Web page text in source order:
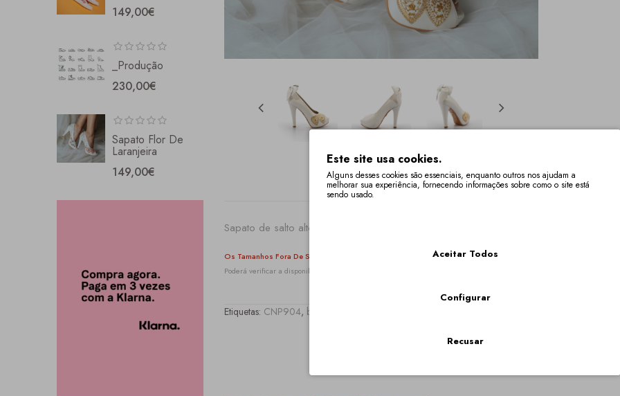
149,00€
_Produção
230,00€
Sapato Flor De
Laranjeira
149,00€
Descrição
Sapato de salto alto, com laço amovível e promenores dourados bordados com
Os Tamanhos Fora De Stock Têm Um Prazo De Entrega De 4 A 6 Semanas.
Poderá verificar a disponibilidade do seu tamanho em "VER O CARRINHO DE COMPRAS" onde os tamanhos fora
Etiquetas: CNP904, bem me quer
PRODUTOS
Este site usa cookies.
Alguns desses cookies são essenciais, enquanto outros nos ajudam a
melhorar sua experiência, fornecendo informações sobre como o site está
sendo usado.
Aceitar Todos
Configurar
Recusar